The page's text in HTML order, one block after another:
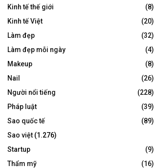
Kinh tế thế giới
(8)
Kinh tế Việt
(20)
Làm đẹp
(32)
Làm đẹp mỗi ngày
(4)
Makeup
(8)
Nail
(26)
Người nổi tiếng
(228)
Pháp luật
(39)
Sao quốc tế
(89)
Sao việt (1.276)
Startup
(9)
Thẩm mỹ
(16)